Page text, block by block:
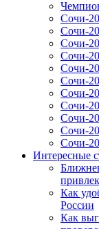
Сочи-
Сочи-
Сочи-
Сочи-
Сочи-
Сочи-
Сочи-
Сочи-
Сочи-
Сочи-
Сочи-
Интересные
Как
России
Как